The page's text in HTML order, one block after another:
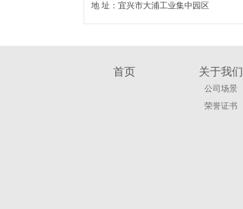
地 址：宜兴市大浦工业集中园区
首页 关于我们
公司场景
荣誉证书